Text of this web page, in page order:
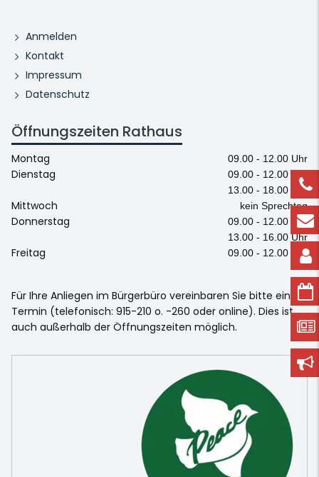
Anmelden
Kontakt
Impressum
Datenschutz
Öffnungszeiten Rathaus
Montag 09.00 - 12.00 Uhr
Dienstag
09.00 - 12.00 Uhr
13.00 - 18.00 Uhr
Mittwoch kein Sprechtag
Donnerstag
09.00 - 12.00 Uhr
13.00 - 16.00 Uhr
Freitag 09.00 - 12.00 Uhr
Für Ihre Anliegen im Bürgerbüro vereinbaren Sie bitte einen
Termin (telefonisch: 915-210 o. -260 oder online). Dies ist
auch außerhalb der Öffnungszeiten möglich.